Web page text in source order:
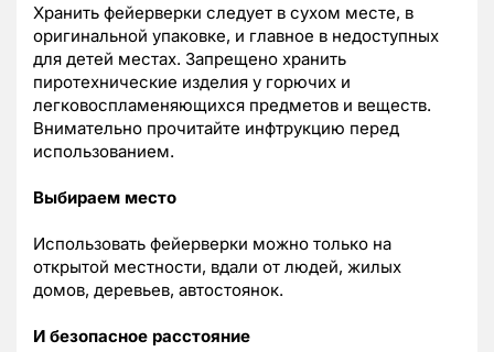
Хранить фейерверки следует в сухом месте, в
оригинальной упаковке, и главное в недоступных
для детей местах. Запрещено хранить
пиротехнические изделия у горючих и
легковоспламеняющихся предметов и веществ.
Внимательно прочитайте инфтрукцию перед
использованием.
Выбираем место
Использовать фейерверки можно только на
открытой местности, вдали от людей, жилых
домов, деревьев, автостоянок.
И безопасное расстояние